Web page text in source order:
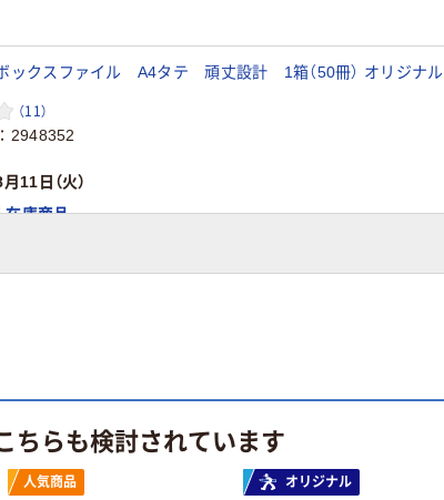
アスクル ボックスファイル A4タテ 頑丈設計 1箱（50冊） オリジナル
（11）
2948352
11日（火）
在庫商品
ちらも検討されています
人気商品 オリジナル